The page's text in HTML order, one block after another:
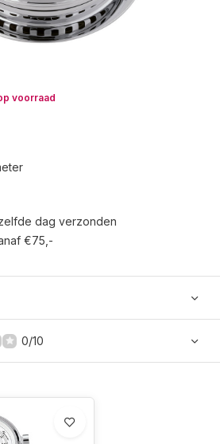
voorraad
dag verzonden
€75,-
0/10